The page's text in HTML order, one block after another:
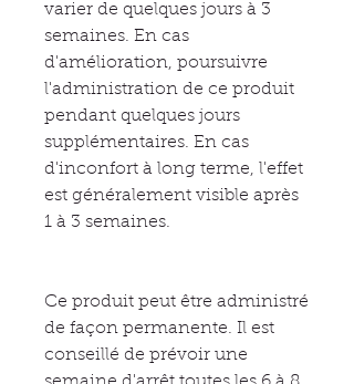
varier de quelques jours à 3
semaines. En cas
d'amélioration, poursuivre
l'administration de ce produit
pendant quelques jours
supplémentaires. En cas
d'inconfort à long terme, l'effet
est généralement visible après
1 à 3 semaines.
Ce produit peut être administré
de façon permanente. Il est
conseillé de prévoir une